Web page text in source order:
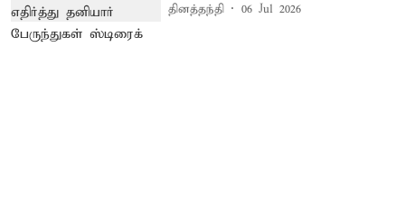
தினத்தந்தி 06 Jul 2026